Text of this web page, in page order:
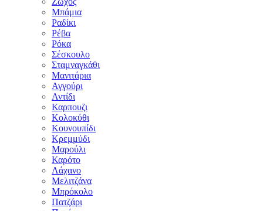
Μπάμια
Ραδίκι
Ρέβα
Ρόκα
Σέσκουλο
Σταμναγκάθι
Μανιτάρια
Αγγούρι
Αντίδι
Καρπουζι
Κολοκύθι
Κουνουπίδι
Κρεμμύδι
Μαρούλι
Καρότο
Λάχανο
Μελιτζάνα
Μπρόκολο
Πατζάρι